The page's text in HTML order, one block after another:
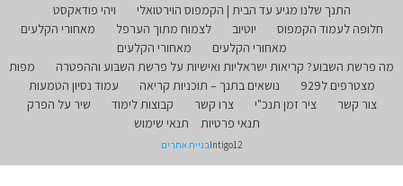
התנך שלנו מגיע עד הבית | הקמפוס הוירטואלי
ויהי פודאקסט
חלופה לעמוד הקמפוס
יוטיוב לצמוח מתוך הערפל
מאחורי הקלעים
מאחורי הקלעים
מאחורי הקלעים
מה פרשת השבוע? קריאות ישראליות ואישיות על פרשת השבוע וההפטרה
מפות
מצטרפים ל929
נושאים בתנך – תוכניות קריאה
עמוד נסיון הטמעות
צור קשר
ציר זמן תנכ"י צרו קשר קבוצות לימוד
שיר על הפרק
תנאי פרטיות
תנאי שימוש
Intigo12בניית אתרים